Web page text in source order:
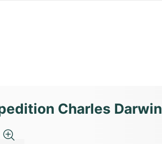
Charles Darwin